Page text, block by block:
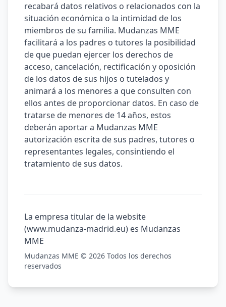
recabará datos relativos o relacionados con la
situación económica o la intimidad de los
miembros de su familia. Mudanzas MME
facilitará a los padres o tutores la posibilidad
de que puedan ejercer los derechos de
acceso, cancelación, rectificación y oposición
de los datos de sus hijos o tutelados y
animará a los menores a que consulten con
ellos antes de proporcionar datos. En caso de
tratarse de menores de 14 años, estos
deberán aportar a Mudanzas MME
autorización escrita de sus padres, tutores o
representantes legales, consintiendo el
tratamiento de sus datos.
La empresa titular de la website
(www.mudanza-madrid.eu) es Mudanzas
MME
Mudanzas MME © 2026 Todos los derechos
reservados